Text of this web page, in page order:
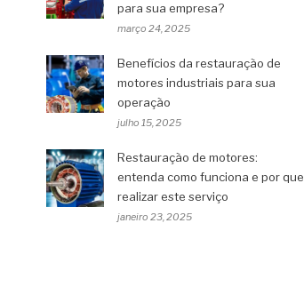
para sua empresa?
março 24, 2025
Benefícios da restauração de
motores industriais para sua
operação
julho 15, 2025
Restauração de motores:
entenda como funciona e por que
realizar este serviço
janeiro 23, 2025